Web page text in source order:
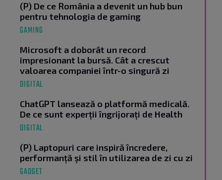
(P) De ce România a devenit un hub bun
pentru tehnologia de gaming
GAMING
Microsoft a doborât un record
impresionant la bursă. Cât a crescut
valoarea companiei într-o singură zi
DIGITAL
ChatGPT lansează o platformă medicală.
De ce sunt experții îngrijorați de Health
DIGITAL
(P) Laptopuri care inspiră încredere,
performanță și stil în utilizarea de zi cu zi
GADGET